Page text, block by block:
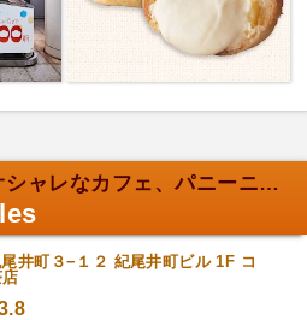
紀尾井町ビルのオシャレなカフェ、パニーニが絶品！
井町３−１２ 紀尾井町ビル 1F コ